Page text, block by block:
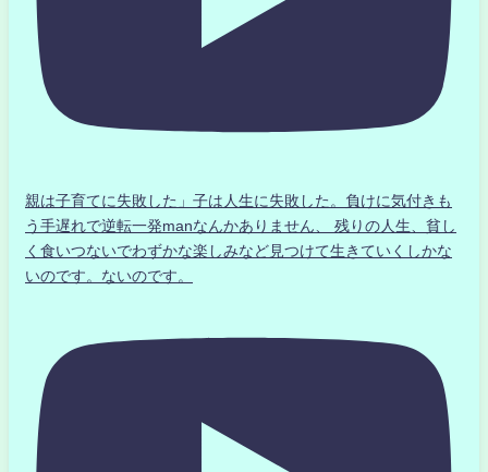
親は子育てに失敗した」子は人生に失敗した。負けに気付きも
う手遅れで逆転一発manなんかありません、 残りの人生、貧し
く食いつないでわずかな楽しみなど見つけて生きていくしかな
いのです。ないのです。